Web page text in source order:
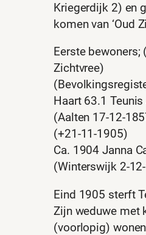
Kriegerdijk 2) en
komen van ‘Oud
Eerste bewoners;
Zichtvree)
Haart 63.1
(Aalten 17-12-
(+21-11-1905)
Ca. 1904 Janna
(Winterswijk 2-
Eind 1905 sterft
Zijn weduwe met
(voorlopig)